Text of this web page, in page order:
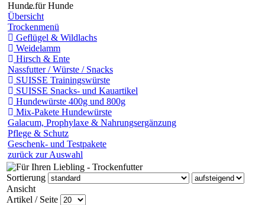
...für Hunde
Übersicht
Trockenmenü
Geflügel & Wildlachs
Weidelamm
Hirsch & Ente
Nassfutter / Würste / Snacks
SUISSE Trainingswürste
SUISSE Snacks- und Kauartikel
Hundewürste 400g und 800g
Mix-Pakete Hundewürste
Galacum, Prophylaxe & Nahrungsergänzung
Pflege & Schutz
Geschenk- und Testpakete
zurück zur Auswahl
Sortierung
Ansicht
Artikel / Seite